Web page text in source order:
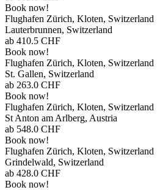
Book now!
Flughafen Zürich, Kloten, Switzerland
Lauterbrunnen, Switzerland
ab 410.5 CHF
Book now!
Flughafen Zürich, Kloten, Switzerland
St. Gallen, Switzerland
ab 263.0 CHF
Book now!
Flughafen Zürich, Kloten, Switzerland
St Anton am Arlberg, Austria
ab 548.0 CHF
Book now!
Flughafen Zürich, Kloten, Switzerland
Grindelwald, Switzerland
ab 428.0 CHF
Book now!